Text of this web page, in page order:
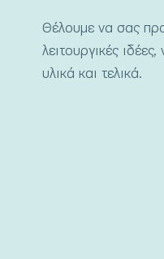
Θέλουμε να σας
λειτουργικές
υλικά και τελικά.